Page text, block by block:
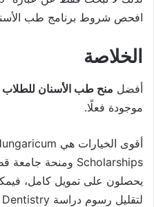
افحص شروط برنامج طب
الخلاصة
أفضل منح طب الأسنان للطلاب
موجودة فعلًا.
يحصلون على تمويل كامل،
لتقليل رسوم دراسة Dentistry في الخارج.